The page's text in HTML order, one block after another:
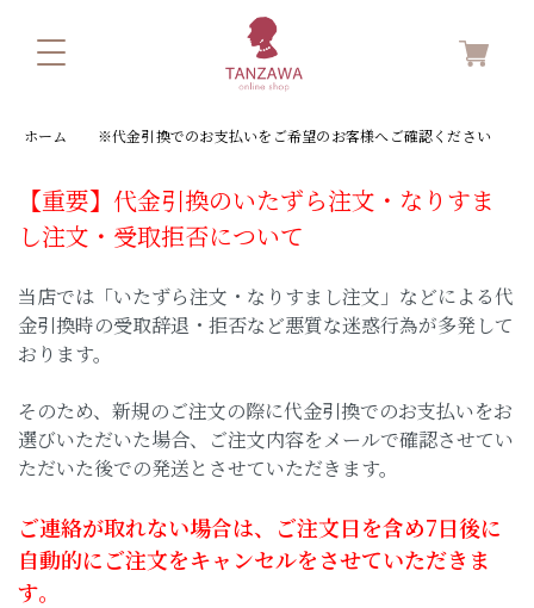
ホーム ※代金引換でのお支払いをご希望のお客様へご確認ください
【重要】代金引換のいたずら注文・なりすま
し注文・受取拒否について
当店では「いたずら注文・なりすまし注文」などによる代
金引換時の受取辞退・拒否など悪質な迷惑行為が多発して
おります。
そのため、新規のご注文の際に代金引換でのお支払いをお
選びいただいた場合、ご注文内容をメールで確認させてい
ただいた後での発送とさせていただきます。
ご連絡が取れない場合は、ご注文日を含め7日後に
自動的にご注文をキャンセルをさせていただきま
す。